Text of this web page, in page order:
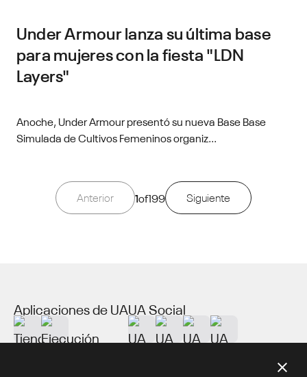
Under Armour lanza su última base
para mujeres con la fiesta "LDN
Layers"
Anoche, Under Armour presentó su nueva Base Base
Simulada de Cultivos Femeninos organiz...
Anterior 1of199 Siguiente
Aplicaciones de UAUA Social